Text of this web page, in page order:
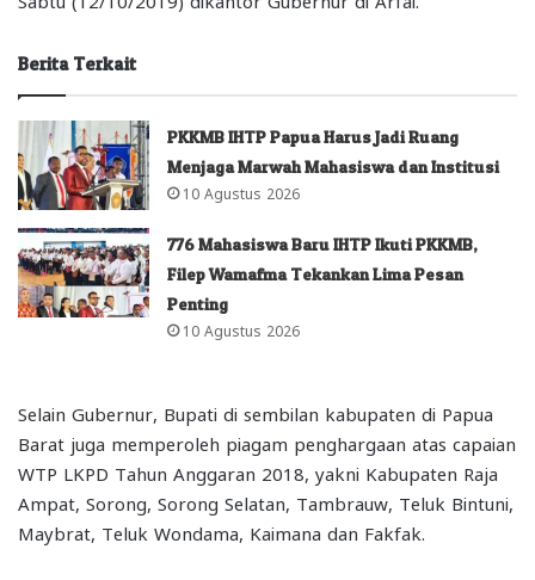
Berita Terkait
PKKMB IHTP Papua Harus Jadi Ruang
Menjaga Marwah Mahasiswa dan Institusi
10 Agustus 2026
776 Mahasiswa Baru IHTP Ikuti PKKMB,
Filep Wamafma Tekankan Lima Pesan
Penting
10 Agustus 2026
Selain Gubernur, Bupati di sembilan kabupaten di Papua
Barat juga memperoleh piagam penghargaan atas capaian
WTP LKPD Tahun Anggaran 2018, yakni Kabupaten Raja
Ampat, Sorong, Sorong Selatan, Tambrauw, Teluk Bintuni,
Maybrat, Teluk Wondama, Kaimana dan Fakfak.